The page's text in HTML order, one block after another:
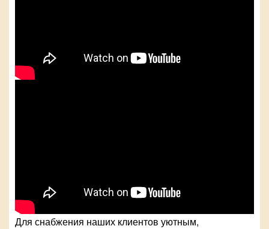
Для снабжения наших клиентов уютным,